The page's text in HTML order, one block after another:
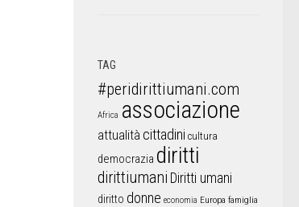
TAG
#peridirittiumani.com
Africa associazione
attualità cittadini cultura
democrazia diritti
dirittiumani Diritti umani
diritto donne economia Europa famiglia